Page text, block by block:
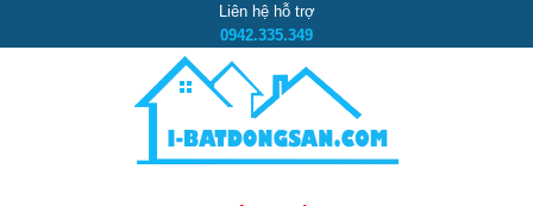
Liên hệ hỗ trợ
0942.335.349